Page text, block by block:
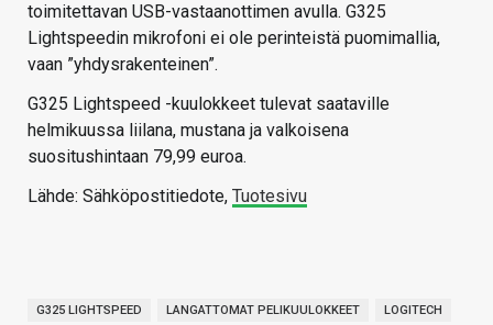
toimitettavan USB-vastaanottimen avulla. G325
Lightspeedin mikrofoni ei ole perinteistä puomimallia,
vaan ”yhdysrakenteinen”.
G325 Lightspeed -kuulokkeet tulevat saataville
helmikuussa liilana, mustana ja valkoisena
suositushintaan 79,99 euroa.
Lähde: Sähköpostitiedote, Tuotesivu
G325 LIGHTSPEED LANGATTOMAT PELIKUULOKKEET LOGITECH